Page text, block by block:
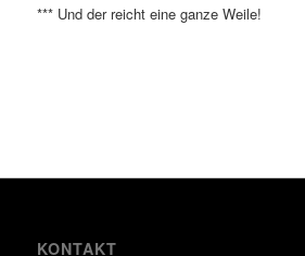
*** Und der reicht eine ganze Weile!
KONTAKT